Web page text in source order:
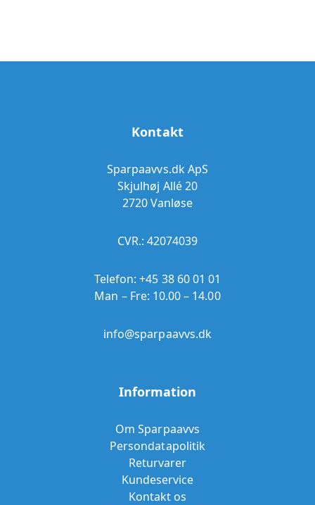
Kontakt
Sparpaavvs.dk ApS
Skjulhøj Allé 20
2720 Vanløse
CVR.: 42074039
Telefon:+45 38 60 01 01
Man – Fre: 10.00 – 14.00
info@sparpaavvs.dk
Information
Om Sparpaavvs
Persondatapolitik
Returvarer
Kundeservice
Kontakt os